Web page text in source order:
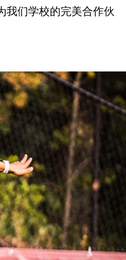
们学校的完美合作伙